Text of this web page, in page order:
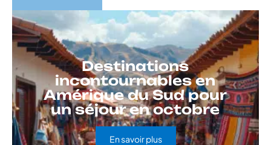
Destinations
incontournables en
Amérique du Sud pour
un séjour en octobre
En savoir plus